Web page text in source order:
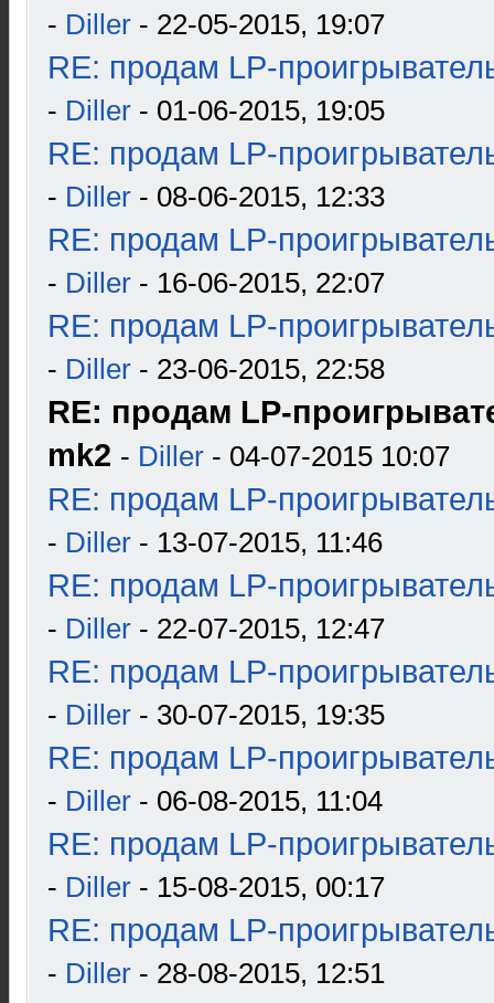
- Diller - 22-05-2015, 19:07
RE: продам LP-
- Diller - 01-06-2015, 19:05
RE: продам LP-
- Diller - 08-06-2015, 12:33
RE: продам LP-
- Diller - 16-06-2015, 22:07
RE: продам LP-
- Diller - 23-06-2015, 22:58
RE: продам LP-
mk2 - Diller - 04-07-2015 10:07
RE: продам LP-
- Diller - 13-07-2015, 11:46
RE: продам LP-
- Diller - 22-07-2015, 12:47
RE: продам LP-
- Diller - 30-07-2015, 19:35
RE: продам LP-
- Diller - 06-08-2015, 11:04
RE: продам LP-
- Diller - 15-08-2015, 00:17
RE: продам LP-
- Diller - 28-08-2015, 12:51